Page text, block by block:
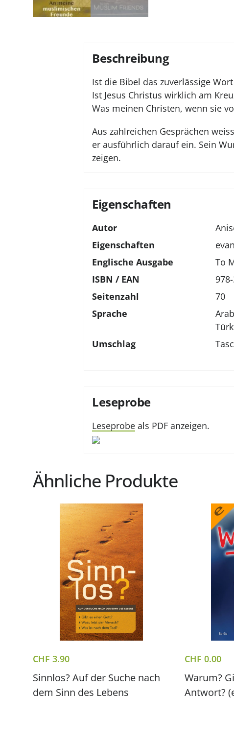
Beschreibung
Ist die Bibel das zuverlässige
Ist Jesus Christus wirklich am
Was meinen Christen, wenn sie
Aus zahlreichen Gesprächen
er ausführlich darauf ein. Sein
zeigen.
Eigenschaften
Autor
Eigenschaften
Englische Ausgabe
To
ISBN / EAN
Seitenzahl
70
Sprache
Umschlag
Leseprobe
Leseprobe als PDF anzeigen.
Ähnliche Produkte
CHF 3.90
Sinnlos? Auf der Suche nach
dem Sinn des Lebens
CHF 0.00
Warum?
Antwort?